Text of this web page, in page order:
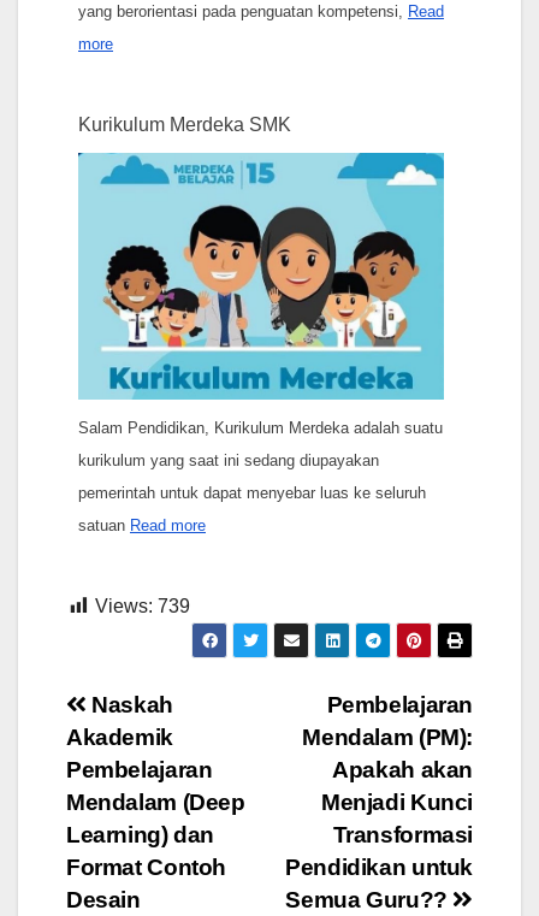
yang berorientasi pada penguatan kompetensi,
Read
more
Kurikulum Merdeka SMK
Salam Pendidikan, Kurikulum Merdeka adalah suatu
kurikulum yang saat ini sedang diupayakan
pemerintah untuk dapat menyebar luas ke seluruh
satuan Read more
Views: 739
Post
navigation
Pembelajaran
Mendalam (PM):
Apakah akan
Menjadi Kunci
Transformasi
Pendidikan untuk
Semua Guru??
Naskah
Akademik
Pembelajaran
Mendalam (Deep
Learning) dan
Format Contoh
Desain